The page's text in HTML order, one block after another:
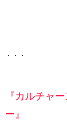
・・・
『カルチャ
ー』